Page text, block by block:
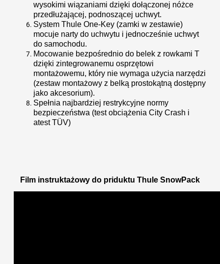
wysokimi wiązaniami dzięki dołączonej nóżce
przedłużającej, podnoszącej uchwyt.
System Thule One-Key (zamki w zestawie)
mocuje narty do uchwytu i jednocześnie uchwyt
do samochodu.
Mocowanie bezpośrednio do belek z rowkami T
dzięki zintegrowanemu osprzętowi
montażowemu, który nie wymaga użycia narzędzi
(zestaw montażowy z belką prostokątną dostępny
jako akcesorium).
Spełnia najbardziej restrykcyjne normy
bezpieczeństwa (test obciążenia City Crash i
atest TÜV)
Film instruktażowy do priduktu Thule SnowPack